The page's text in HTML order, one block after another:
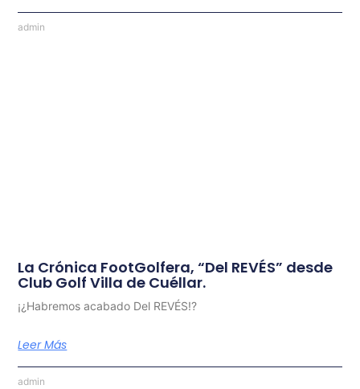
admin
La Crónica FootGolfera, “Del REVÉS” desde
Club Golf Villa de Cuéllar.
¡¿Habremos acabado Del REVÉS!?
Leer Más
admin